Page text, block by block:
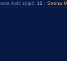
ilość zdjęć: 12 | Strona